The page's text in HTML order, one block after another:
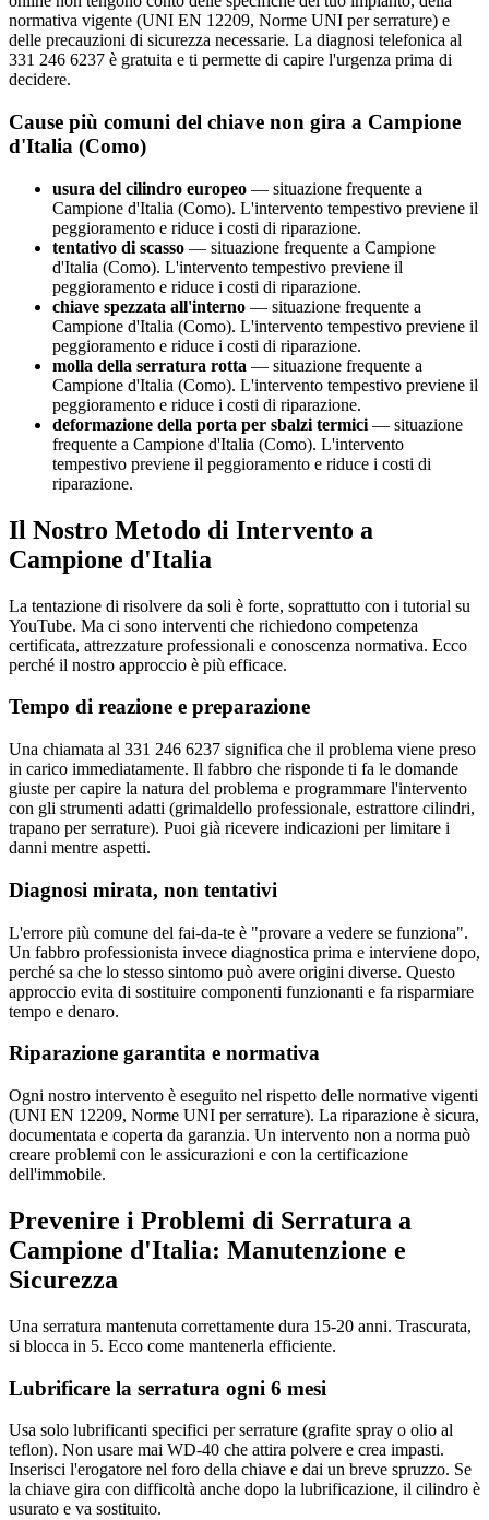
normativa vigente (UNI EN 12209, Norme UNI per serrature) e
delle precauzioni di sicurezza necessarie. La diagnosi telefonica al
331 246 6237 è gratuita e ti permette di capire l'urgenza prima di
decidere.
Cause più comuni del chiave non gira a Campione
d'Italia (Como)
usura del cilindro europeo — situazione frequente a
Campione d'Italia (Como). L'intervento tempestivo previene il
peggioramento e riduce i costi di riparazione.
tentativo di scasso — situazione frequente a Campione
d'Italia (Como). L'intervento tempestivo previene il
peggioramento e riduce i costi di riparazione.
chiave spezzata all'interno — situazione frequente a
Campione d'Italia (Como). L'intervento tempestivo previene il
peggioramento e riduce i costi di riparazione.
molla della serratura rotta — situazione frequente a
Campione d'Italia (Como). L'intervento tempestivo previene il
peggioramento e riduce i costi di riparazione.
deformazione della porta per sbalzi termici — situazione
frequente a Campione d'Italia (Como). L'intervento
tempestivo previene il peggioramento e riduce i costi di
riparazione.
Il Nostro Metodo di Intervento a
Campione d'Italia
La tentazione di risolvere da soli è forte, soprattutto con i tutorial su
YouTube. Ma ci sono interventi che richiedono competenza
certificata, attrezzature professionali e conoscenza normativa. Ecco
perché il nostro approccio è più efficace.
Tempo di reazione e preparazione
Una chiamata al 331 246 6237 significa che il problema viene preso
in carico immediatamente. Il fabbro che risponde ti fa le domande
giuste per capire la natura del problema e programmare l'intervento
con gli strumenti adatti (grimaldello professionale, estrattore cilindri,
trapano per serrature). Puoi già ricevere indicazioni per limitare i
danni mentre aspetti.
Diagnosi mirata, non tentativi
L'errore più comune del fai-da-te è "provare a vedere se funziona".
Un fabbro professionista invece diagnostica prima e interviene dopo,
perché sa che lo stesso sintomo può avere origini diverse. Questo
approccio evita di sostituire componenti funzionanti e fa risparmiare
tempo e denaro.
Riparazione garantita e normativa
Ogni nostro intervento è eseguito nel rispetto delle normative vigenti
(UNI EN 12209, Norme UNI per serrature). La riparazione è sicura,
documentata e coperta da garanzia. Un intervento non a norma può
creare problemi con le assicurazioni e con la certificazione
dell'immobile.
Prevenire i Problemi di Serratura a
Campione d'Italia: Manutenzione e
Sicurezza
Una serratura mantenuta correttamente dura 15-20 anni. Trascurata,
si blocca in 5. Ecco come mantenerla efficiente.
Lubrificare la serratura ogni 6 mesi
Usa solo lubrificanti specifici per serrature (grafite spray o olio al
teflon). Non usare mai WD-40 che attira polvere e crea impasti.
Inserisci l'erogatore nel foro della chiave e dai un breve spruzzo. Se
la chiave gira con difficoltà anche dopo la lubrificazione, il cilindro è
usurato e va sostituito.